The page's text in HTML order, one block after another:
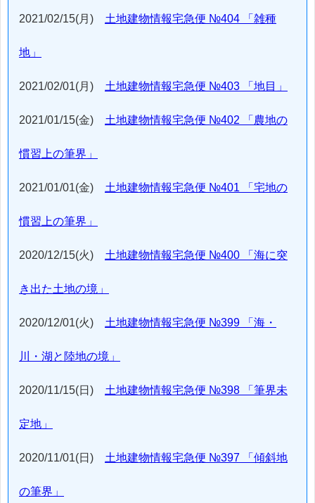
2021/02/15(月) 土地建物情報宅急便 №404 「雑種
地」
2021/02/01(月) 土地建物情報宅急便 №403 「地目」
2021/01/15(金) 土地建物情報宅急便 №402 「農地の
慣習上の筆界」
2021/01/01(金) 土地建物情報宅急便 №401 「宅地の
慣習上の筆界」
2020/12/15(火) 土地建物情報宅急便 №400 「海に突
き出た土地の境」
2020/12/01(火) 土地建物情報宅急便 №399 「海・
川・湖と陸地の境」
2020/11/15(日) 土地建物情報宅急便 №398 「筆界未
定地」
2020/11/01(日) 土地建物情報宅急便 №397 「傾斜地
の筆界」